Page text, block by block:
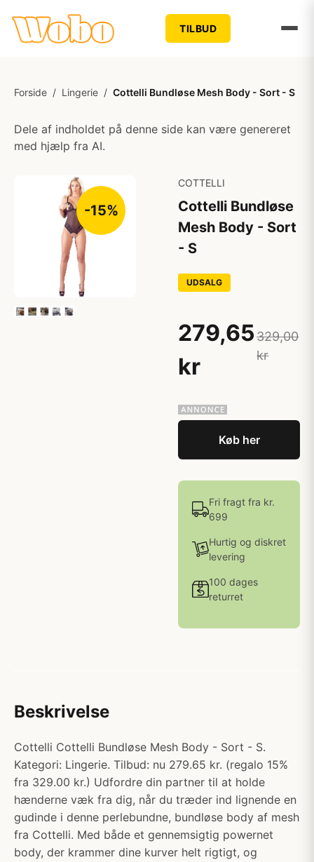
TILBUD
Forside / Lingerie / Cottelli Bundløse Mesh Body - Sort - S
Dele af indholdet på denne side kan være genereret
med hjælp fra AI.
-15%
COTTELLI
Cottelli Bundløse
Mesh Body - Sort
- S
UDSALG
279,65
kr
329,00
kr
Køb her
Fri fragt fra kr.
699
Hurtig og diskret
levering
100 dages
returret
Beskrivelse
Cottelli Cottelli Bundløse Mesh Body - Sort - S.
Kategori: Lingerie. Tilbud: nu 279.65 kr. (regalo 15%
fra 329.00 kr.) Udfordre din partner til at holde
hænderne væk fra dig, når du træder ind lignende en
gudinde i denne perlebundne, bundløse body af mesh
fra Cottelli. Med både et gennemsigtig powernet
body, der krammer dine kurver helt rigtigt, og